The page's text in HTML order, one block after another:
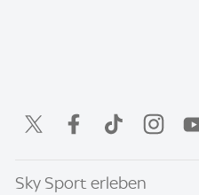
Sky Sport erleben